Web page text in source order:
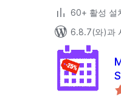
60+ 활성 설
6.8.7(와)과